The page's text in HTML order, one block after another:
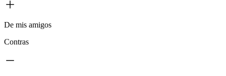
De mis amigos
Contras